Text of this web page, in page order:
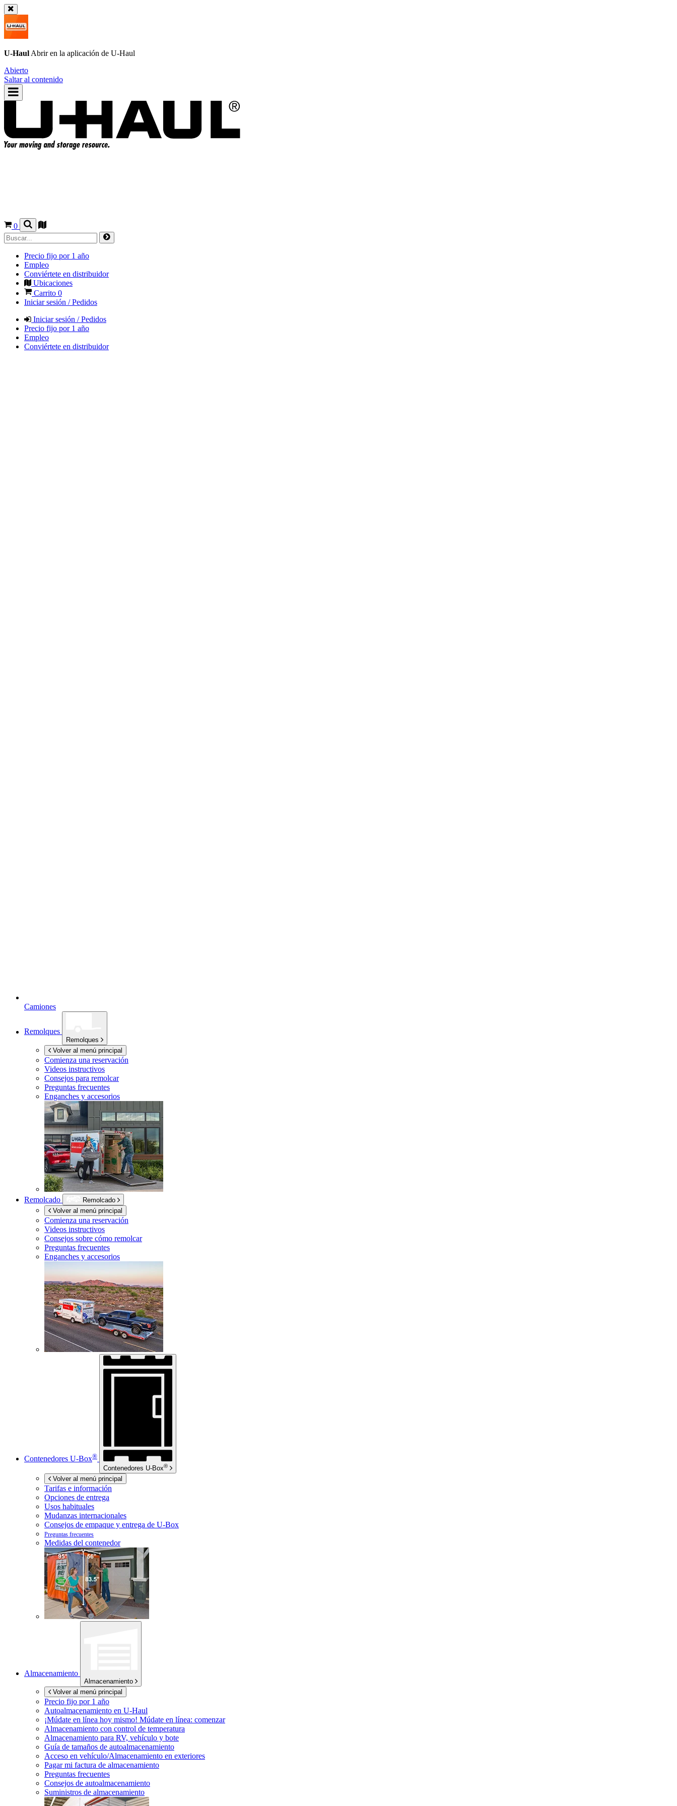
U-Haul Abrir en la aplicación de U-Haul
Abierto
Saltar al contenido
0
Precio fijo por 1 año
Empleo
Conviértete en distribuidor
Ubicaciones
Carrito 0
Iniciar sesión / Pedidos
Iniciar sesión / Pedidos
Precio fijo por 1 año
Empleo
Conviértete en distribuidor
Camiones
Remolques
Remolques
Volver al menú principal
Comienza una reservación
Videos instructivos
Consejos para remolcar
Preguntas frecuentes
Enganches y accesorios
Remolcado
Remolcado
Volver al menú principal
Comienza una reservación
Videos instructivos
Consejos sobre cómo remolcar
Preguntas frecuentes
Enganches y accesorios
Contenedores U-Box®
Contenedores U-Box®
Volver al menú principal
Tarifas e información
Opciones de entrega
Usos habituales
Mudanzas internacionales
Consejos de empaque y entrega de U-Box
Preguntas frecuentes
Medidas del contenedor
Almacenamiento
Almacenamiento
Volver al menú principal
Precio fijo por 1 año
Autoalmacenamiento en U-Haul
¡Múdate en línea hoy mismo! Múdate en línea: comenzar
Almacenamiento con control de temperatura
Almacenamiento para RV, vehículo y bote
Guía de tamaños de autoalmacenamiento
Acceso en vehículo/Almacenamiento en exteriores
Pagar mi factura de almacenamiento
Preguntas frecuentes
Consejos de autoalmacenamiento
Suministros de almacenamiento